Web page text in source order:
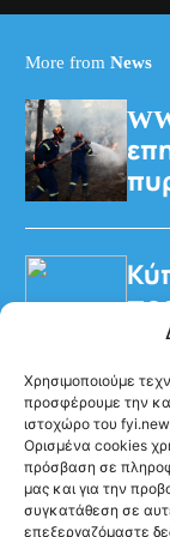
Χρησιμοποιούμε
προσφέρουμε την
ιστοχώρο του
Ορισμένα cookies
πρόσβαση σε
μας και για την
συγκατάθεση σε
επεξεργαζόμαστε
More from News
Ακολούθησέ μας